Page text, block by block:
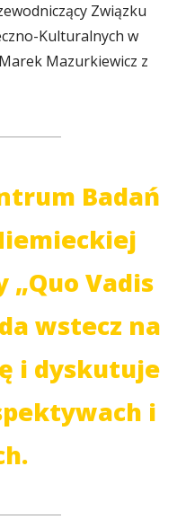
Związku
Kulturalnych w
Mazurkiewicz z
Badań
„Quo Vadis
wstecz na
i dyskutuje
i